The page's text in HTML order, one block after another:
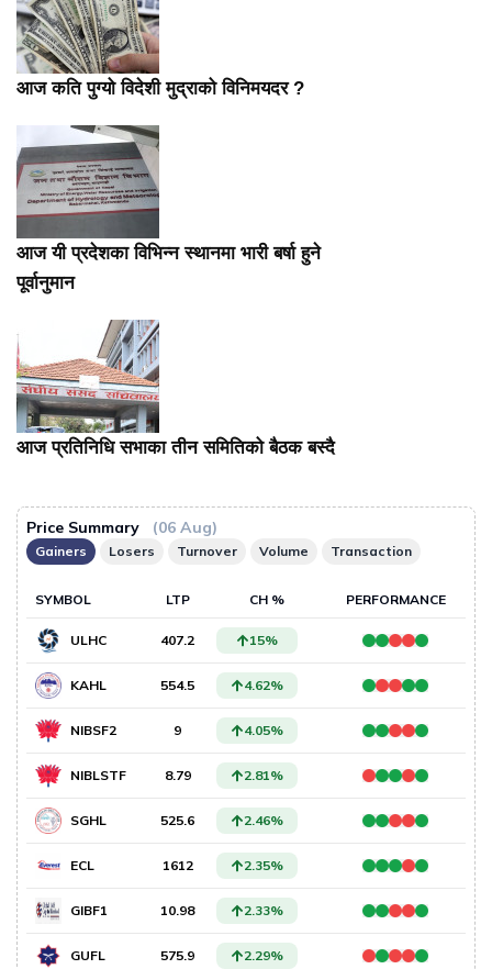
आज कति पुग्यो विदेशी मुद्राको विनिमयदर ?
आज यी प्रदेशका विभिन्न स्थानमा भारी बर्षा हुने
पूर्वानुमान
आज प्रतिनिधि सभाका तीन समितिको बैठक बस्दै